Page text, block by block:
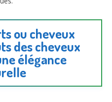
ou cheveux
des cheveux
élégance